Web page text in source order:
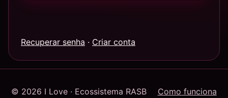
Recuperar senha · Criar conta
© 2026 I Love · Ecossistema RASB
Como funciona